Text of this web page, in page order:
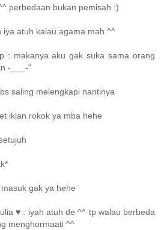
perbedaan bukan pemisah :)
iya atuh kalau agama mah ^^
: makanya aku gak suka sama orang
-___-"
saling melengkapi nantinya
iklan rokok ya mba hehe
gak ya hehe
♥ : iyah atuh de ^^ tp walau berbeda
menghormaati ^^